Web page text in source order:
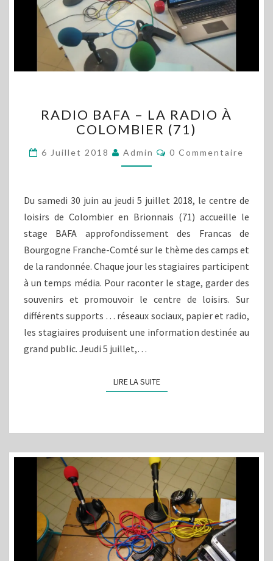
BAFA
–
RADIO
À
(71)
RADIO BAFA – LA RADIO À
COLOMBIER (71)
6 Juillet 2018 Admin Commentaires
0 Commentaire
Du samedi 30 juin au jeudi 5 juillet 2018, le centre de
loisirs de Colombier en Brionnais (71) accueille le
stage BAFA approfondissement des Francas de
Bourgogne Franche-Comté sur le thème des camps et
de la randonnée. Chaque jour les stagiaires participent
à un temps média. Pour raconter le stage, garder des
souvenirs et promouvoir le centre de loisirs. Sur
différents supports … réseaux sociaux, papier et radio,
les stagiaires produisent une information destinée au
grand public. Jeudi 5 juillet,…
LIRE LA SUITELIRE LA SUITE